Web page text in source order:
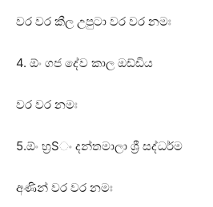
වර වර කීල උපුටා වර වර නමඃ
4. ඕං ගජ දේව කාල ඔඩ්ඩිය
වර වර නමඃ
5.ඕං හ්‍රSං දන්තමාලා ශ්‍රී සද්ධර්ම
අණින් වර වර නමඃ